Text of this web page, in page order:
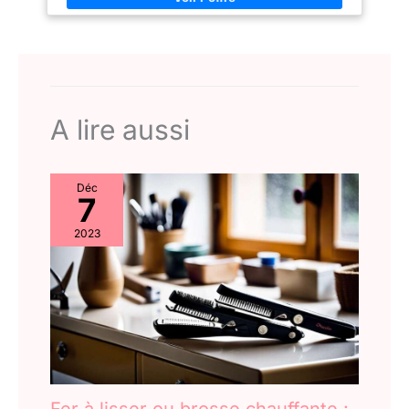
capillaire. Cette brosse
électriques et soufflantes
Moteur Puissant Avec
Séchage Rapide : Le
moteur DC performant
de 1000 à 1200 W génère
un flux d’air régulier pour
sécher et coiffer
efficacement les
cheveux. Pour des
boucles ou ondulations
longue tenue, il est
recommandé d’utiliser
A lire aussi
Déc
7
2023